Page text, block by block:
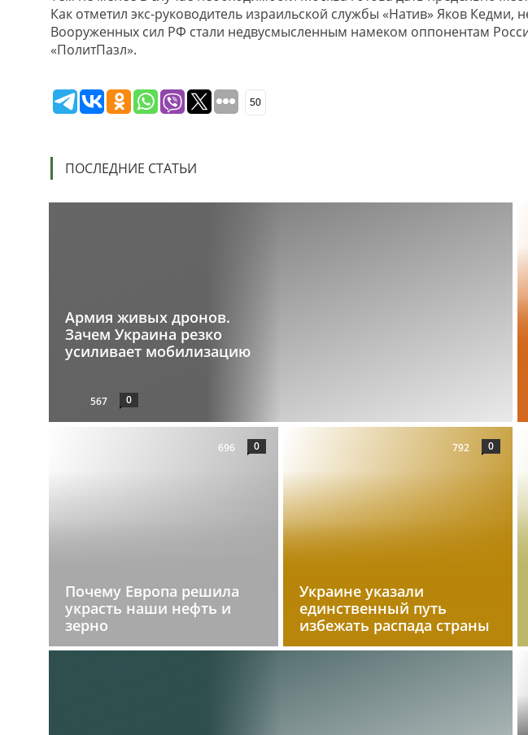
Как отметил экс-руководитель израильской службы «Натив» Яков Кедми,
Вооруженных сил РФ стали недвусмысленным намеком оппонентам
«ПолитПазл».
50
ПОСЛЕДНИЕ СТАТЬИ
Армия живых дронов.
Зачем Украина резко
усиливает мобилизацию
567 0
Почему Европа решила
украсть наши нефть и
зерно
696 0
Украине указали
единственный путь
избежать распада страны
792 0